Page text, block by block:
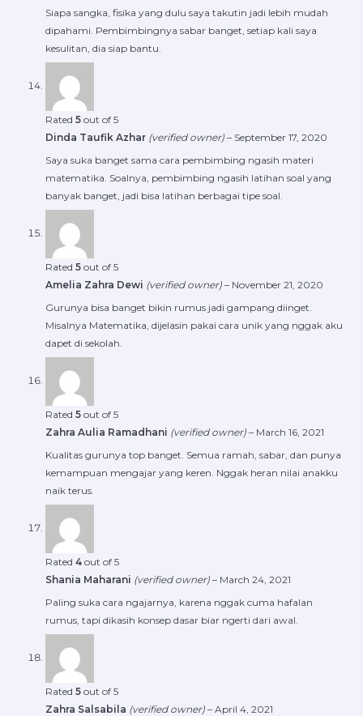
Siapa sangka, fisika yang dulu saya takutin jadi lebih mudah
dipahami. Pembimbingnya sabar banget, setiap kali saya
kesulitan, dia siap bantu.
Rated 5 out of 5
Dinda Taufik Azhar (verified owner) – September 17, 2020
Saya suka banget sama cara pembimbing ngasih materi
matematika. Soalnya, pembimbing ngasih latihan soal yang
banyak banget, jadi bisa latihan berbagai tipe soal.
Rated 5 out of 5
Amelia Zahra Dewi (verified owner) – November 21, 2020
Gurunya bisa banget bikin rumus jadi gampang diinget.
Misalnya Matematika, dijelasin pakai cara unik yang nggak aku
dapet di sekolah.
Rated 5 out of 5
Zahra Aulia Ramadhani (verified owner) – March 16, 2021
Kualitas gurunya top banget. Semua ramah, sabar, dan punya
kemampuan mengajar yang keren. Nggak heran nilai anakku
naik terus.
Rated 4 out of 5
Shania Maharani (verified owner) – March 24, 2021
Paling suka cara ngajarnya, karena nggak cuma hafalan
rumus, tapi dikasih konsep dasar biar ngerti dari awal.
Rated 5 out of 5
Zahra Salsabila (verified owner) – April 4, 2021